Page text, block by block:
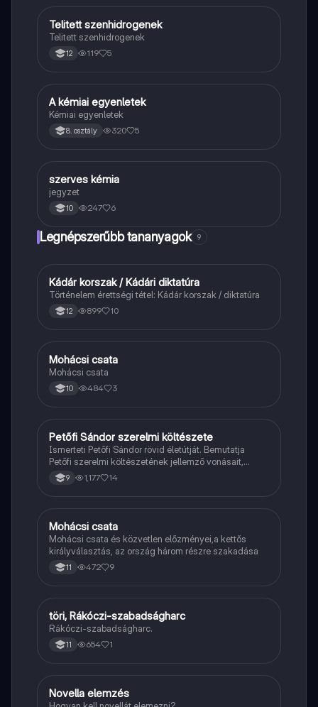
Kémia
Telitett szenhidrogenek
Telitett szenhidrogenek
12 119 5
Kémia
A kémiai egyenletek
Kémiai egyenletek
8. osztály 320 5
Kémia
szerves kémia
jegyzet
10 247 6
Legnépszerűbb tananyagok 9
Töri
Kádár korszak / Kádári diktatúra
Történelem érettségi tétel: Kádár korszak / diktatúra
12 899 10
Magyar
Mohácsi csata
Mohácsi csata
10 484 3
Magyar
Petőfi Sándor szerelmi költészete
Ismerteti Petőfi Sándor rövid életútját. Bemutatja
Petőfi szerelmi költészetének jellemző vonásait,
vereseinek ihletőit és külön kitér a hitvesi
költészetére.
9 1,177 14
Töri
Mohácsi csata
Mohácsi csata és közvetlen előzményei,a kettős
királyválasztás, az ország három részre szakadása
11 472 9
Töri
töri, Rákóczi-szabadságharc
Rákóczi-szabadságharc.
11 654 1
Magyar
Novella elemzés